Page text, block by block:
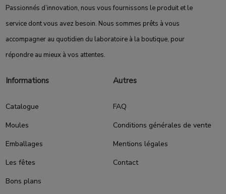
Passionnés d’innovation, nous vous fournissons le produit et le
service dont vous avez besoin. Nous sommes prêts à vous
accompagner au quotidien du laboratoire à la boutique, pour
répondre au mieux à vos attentes.
Informations
Catalogue
Moules
Emballages
Les fêtes
Bons plans
Autres
FAQ
Conditions générales de vente
Mentions légales
Contact